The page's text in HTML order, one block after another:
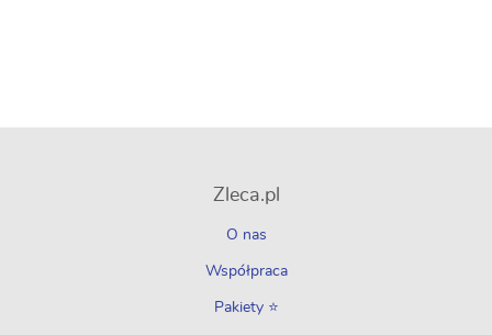
Zleca.pl
O nas
Współpraca
Pakiety ⭐